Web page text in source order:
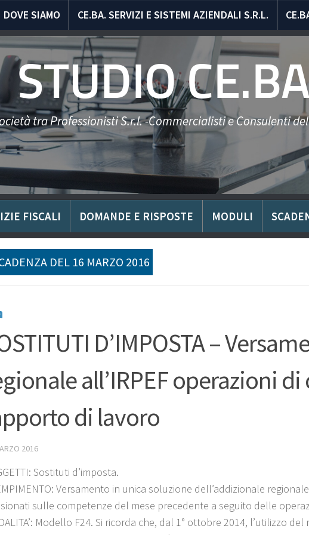
DOVE SIAMO CE.BA. SERVIZI E SISTEMI AZIENDALI S.R.L.
STUDIO
tra Professionisti S.r.l. -Commercialisti e Consulenti
FISCALI DOMANDE E RISPOSTE MODULI
DEL 16 MARZO 2016
D’IMPOSTA –
all’IRPEF operazioni
di lavoro
2016
Sostituti d’imposta.
Versamento in unica soluzione dell’addizionale
sulle competenze del mese precedente a seguito delle
Modello F24. Si ricorda che, dal 1° ottobre 2014, l’utilizzo